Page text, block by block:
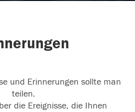
und Erinnerungen sollte man
teilen.
die Ereignisse, die Ihnen